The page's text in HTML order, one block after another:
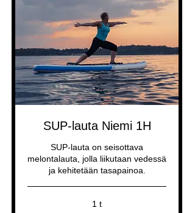
SUP-lauta Niemi 1H
SUP-lauta on seisottava
melontalauta, jolla liikutaan vedessä
ja kehitetään tasapainoa.
1 t